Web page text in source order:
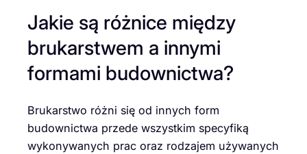
Jakie są różnice między
brukarstwem a innymi
formami budownictwa?
Brukarstwo różni się od innych form
budownictwa przede wszystkim specyfiką
wykonywanych prac oraz rodzajem używanych